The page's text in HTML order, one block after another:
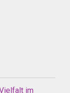
im